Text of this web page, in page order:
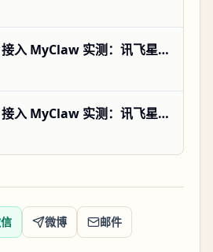
入 MyClaw 实测：讯飞星…
入 MyClaw 实测：讯飞星…
微博 邮件